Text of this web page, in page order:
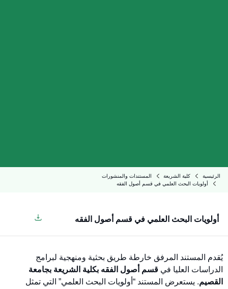
الرئيسية كلية الشريعة
المستندات والمنشورات
أولويات البحث العلمي في قسم أصول الفقه
أولويات البحث العلمي في قسم أصول الفقه
يُقدم المستند المرفق خارطة طريق بحثية ومنهجية لبرامج
الدراسات العليا في قسم أصول الفقه بكلية الشريعة بجامعة
القصيم. يستعرض المستند “أولويات البحث العلمي” التي تمثل